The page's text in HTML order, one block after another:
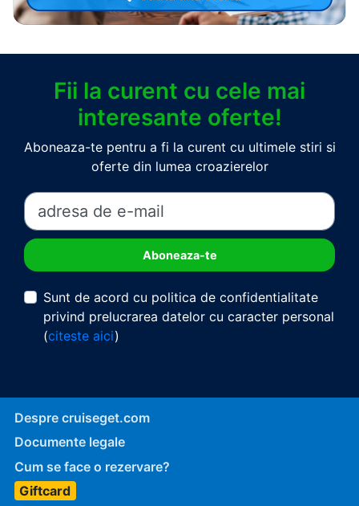
Fii la curent cu cele mai
interesante oferte!
Aboneaza-te pentru a fi la curent cu ultimele stiri si
oferte din lumea croazierelor
Sunt de acord cu politica de confidentialitate
privind prelucrarea datelor cu caracter personal
(citeste aici)
Despre cruiseget.com
Documente legale
Cum se face o rezervare?
Giftcard